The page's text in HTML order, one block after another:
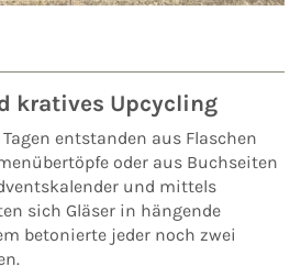
kratives Upcycling
entstanden aus Flaschen
oder aus Buchseiten
und mittels
sich Gläser in hängende
betonierte jeder noch zwei